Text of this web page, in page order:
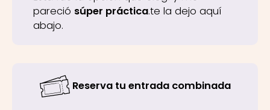
pareció súper práctica.te la dejo aquí
abajo.
Reserva tu entrada combinada